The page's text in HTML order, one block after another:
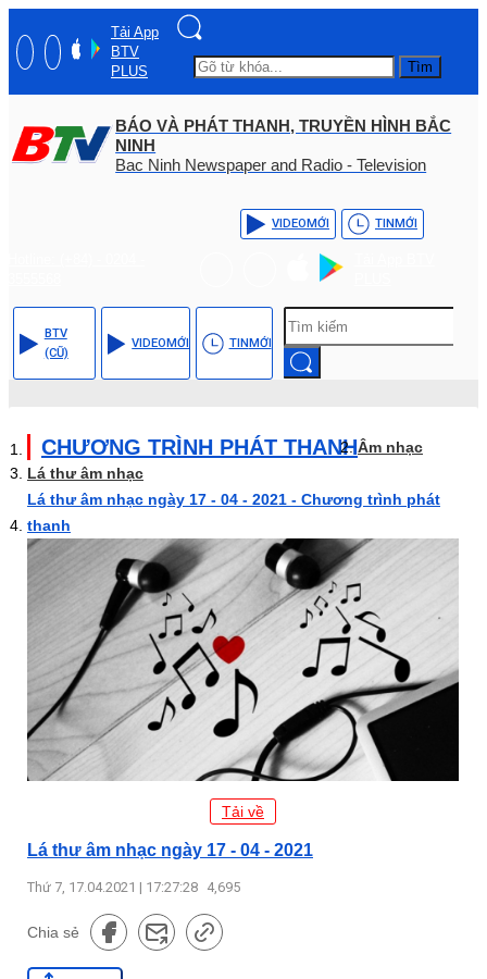
Tải App
BTV
PLUS
Tìm
BÁO VÀ PHÁT THANH, TRUYỀN HÌNH BẮC
NINH
Bac Ninh Newspaper and Radio - Television
VIDEOMỚI TINMỚI
BTV
(CŨ)
VIDEOMỚI TINMỚI
CHƯƠNG TRÌNH PHÁT THANHÂm nhạc
Lá thư âm nhạc
Lá thư âm nhạc ngày 17 - 04 - 2021 - Chương trình phát
thanh
Tải về
Lá thư âm nhạc ngày 17 - 04 - 2021
Thứ 7, 17.04.2021 | 17:27:28 4,695
Chia sẻ